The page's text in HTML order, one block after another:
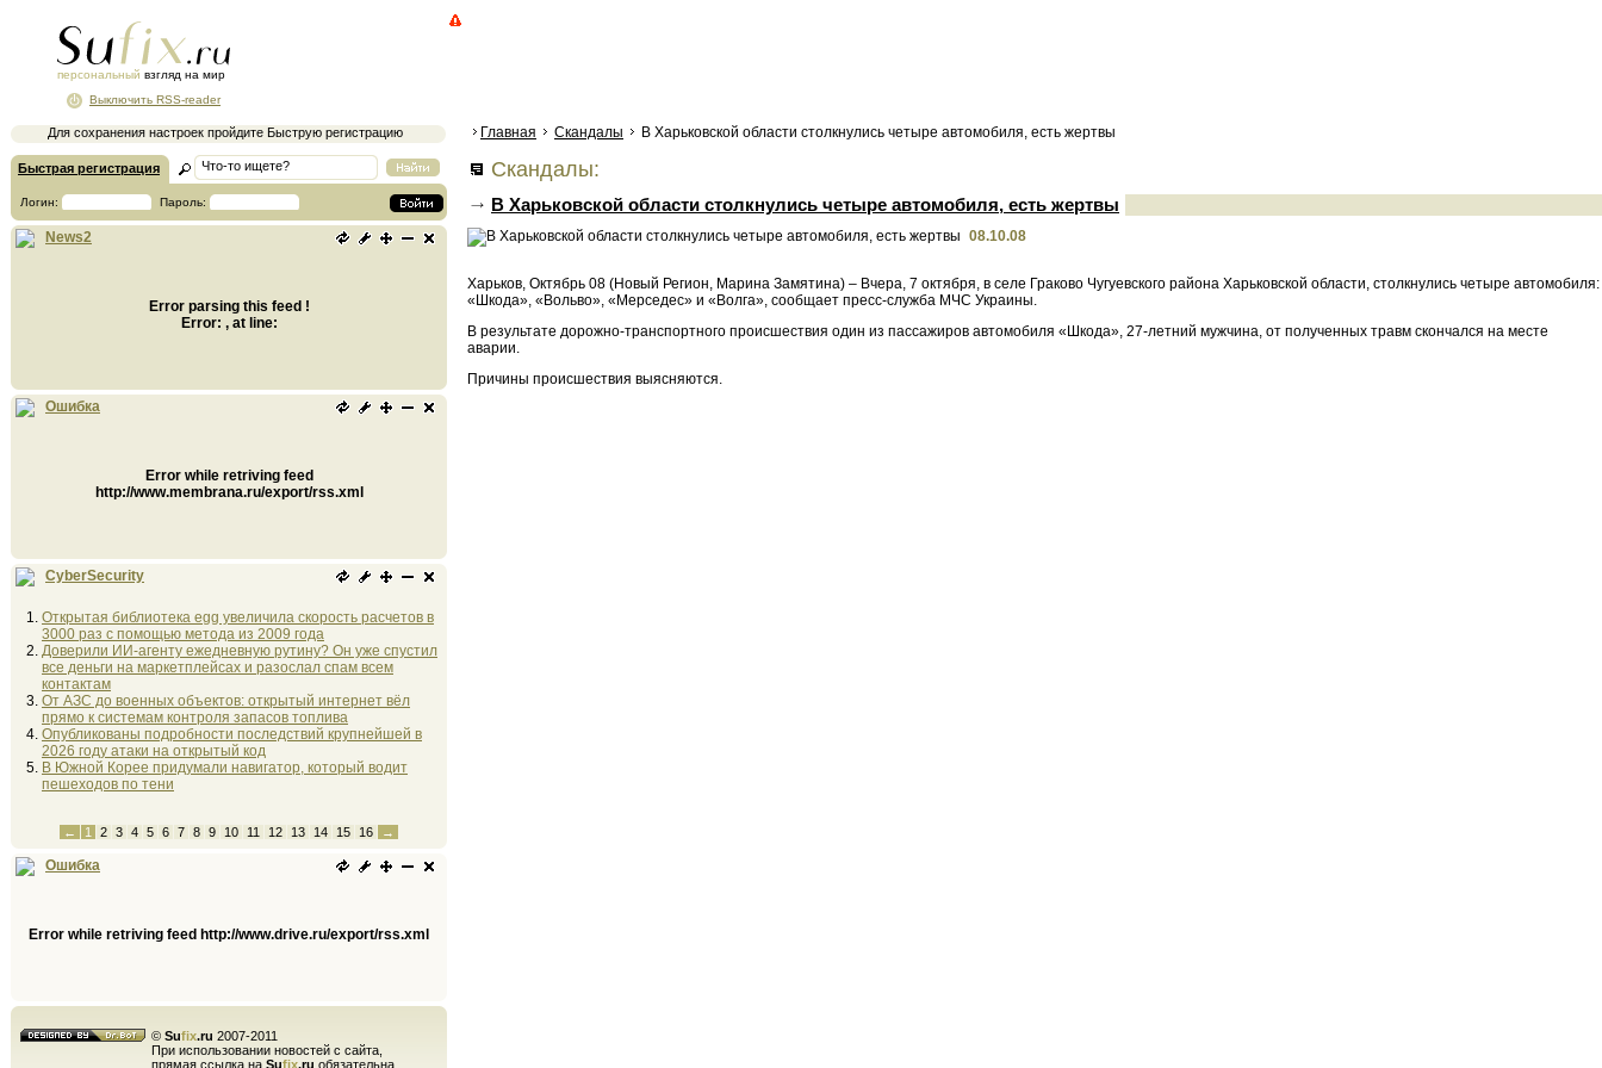
персональный взгляд на мир
Для сохранения настроек пройдите Быструю регистрацию
Выключить RSS-reader
Быстрая регистрация
Логин: Пароль:
News2
Error parsing this feed !
Error: , at line:
Ошибка
Error while retriving feed
http://www.membrana.ru/export/rss.xml
CyberSecurity
Открытая библиотека egg увеличила скорость расчетов в
3000 раз с помощью метода из 2009 года
Доверили ИИ-агенту ежедневную рутину? Он уже спустил
все деньги на маркетплейсах и разослал спам всем
контактам
От АЗС до военных объектов: открытый интернет вёл
прямо к системам контроля запасов топлива
Опубликованы подробности последствий крупнейшей в
2026 году атаки на открытый код
В Южной Корее придумали навигатор, который водит
пешеходов по тени
← 1 2 3 4 5 6 7 8 9 10 11 12 13 14 15 16 →
Ошибка
Error while retriving feed http://www.drive.ru/export/rss.xml
© Sufix.ru 2007-2011
При использовании новостей с сайта,
прямая ссылка на Sufix.ru обязательна
Главная Скандалы В Харьковской области столкнулись четыре автомобиля, есть жертвы
Скандалы:
В Харьковской области столкнулись четыре автомобиля, есть жертвы
08.10.08
Харьков, Октябрь 08 (Новый Регион, Марина Замятина) – Вчера, 7 октября, в селе Граково Чугуевского района Харьковской области, столкнулись четыре автомобиля:
«Шкода», «Вольво», «Мерседес» и «Волга», сообщает пресс-служба МЧС Украины.
В результате дорожно-транспортного происшествия один из пассажиров автомобиля «Шкода», 27-летний мужчина, от полученных травм скончался на месте
аварии.
Причины происшествия выясняются.